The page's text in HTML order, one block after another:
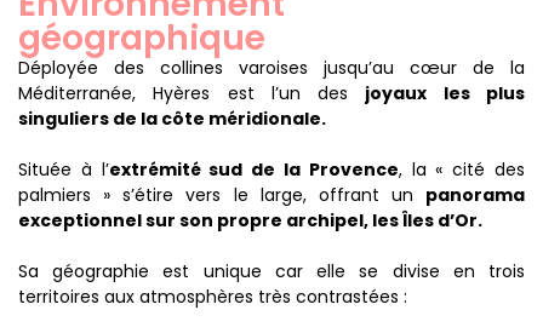
géographique
Déployée des collines varoises jusqu’au cœur de la
Méditerranée, Hyères est l’un des joyaux les plus
singuliers de la côte méridionale.
Située à l’extrémité sud de la Provence, la « cité des
palmiers » s’étire vers le large, offrant un panorama
exceptionnel sur son propre archipel, les Îles d’Or.
Sa géographie est unique car elle se divise en trois
territoires aux atmosphères très contrastées :